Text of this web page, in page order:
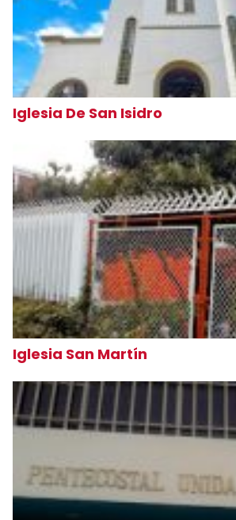
Iglesia De San Isidro
Iglesia San Martín